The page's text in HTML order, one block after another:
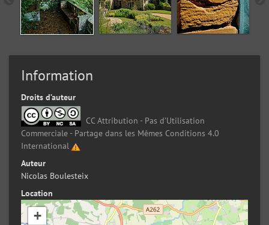
Information
Droits d’auteur
CC Attribution - Pas d’Utilisation
Commerciale - Partage dans les Mêmes Conditions 4.0
International
Auteur
Nicolas Boulesteix
Location
+